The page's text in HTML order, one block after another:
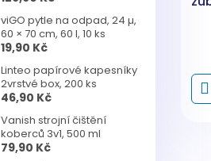
viGO pytle na odpad, 24 µ,
60 × 70 cm, 60 l, 10 ks
19,90 Kč
Linteo papírové kapesníky
2vrstvé box, 200 ks
46,90 Kč
Vanish strojní čištění
koberců 3v1, 500 ml
79,90 Kč